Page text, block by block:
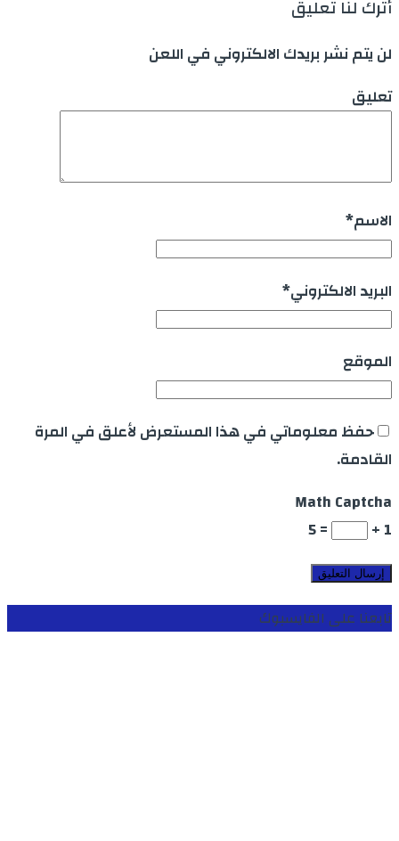
أترك لنا تعليق
لن يتم نشر بريدك الالكتروني في اللعن
تعليق
الاسم*
البريد الالكتروني*
الموقع
حفظ معلوماتي في هذا المستعرض لأعلق في المرة
القادمة.
Math Captcha
1 +
= 5
تابعنا على الفايسبوك